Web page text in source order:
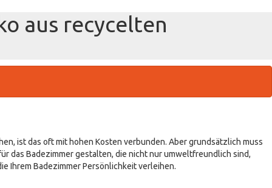
aus recycelten
ist das oft mit hohen Kosten verbunden. Aber grundsätzlich muss
das Badezimmer gestalten, die nicht nur umweltfreundlich sind,
Ihrem Badezimmer Persönlichkeit verleihen.